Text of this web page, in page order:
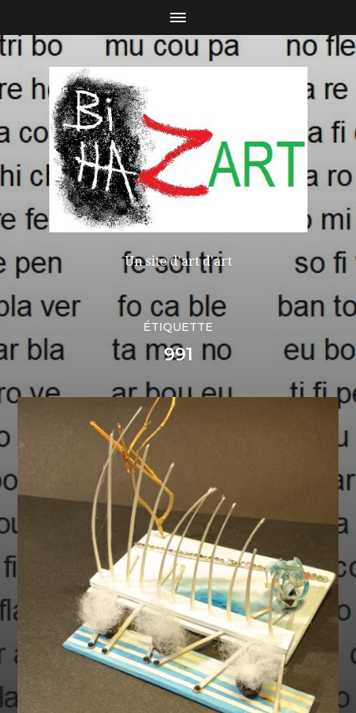
Un site d'art d'art
ÉTIQUETTE
991